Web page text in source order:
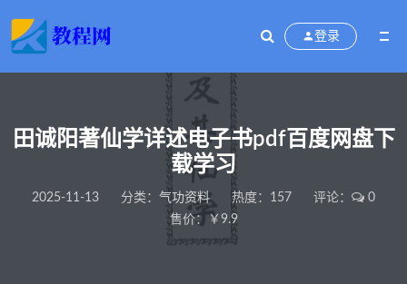
登录
田诚阳著仙学详述电子书pdf百度网盘下
载学习
2025-11-13 分类： 气功资料 热度：157 评论：
0
售价：￥9.9